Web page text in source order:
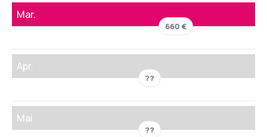
Mar.
660 €
Apr.
??
Mai
??